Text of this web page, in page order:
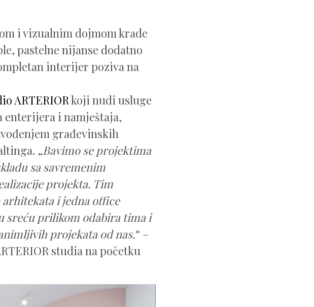
i vizualnim dojmom krade
pastelne nijanse dodatno
interijer poziva na
ARTERIORkoji nudi usluge
i namještaja,
građevinskih
„Bavimo se projektima
sa savremenim
projekta. Tim
arhitekata i jedna office
sreću prilikom odabira tima i
projekata od nas.“ –
studia na početku